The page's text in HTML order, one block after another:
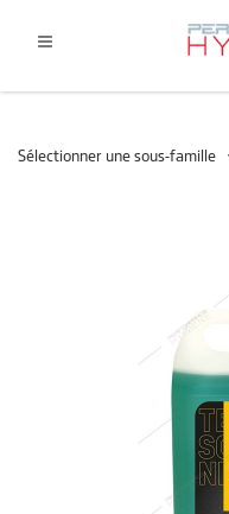
Sélectionner une sous-famille